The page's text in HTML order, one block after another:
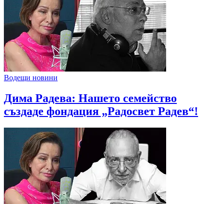
Водещи новини
Дима Радева: Нашето семейство
създаде фондация „Радосвет Радев“!